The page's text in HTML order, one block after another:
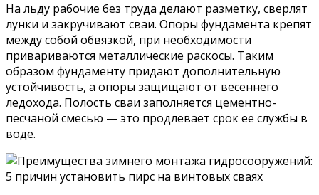
На льду рабочие без труда делают разметку, сверлят
лунки и закручивают сваи. Опоры фундамента крепят
между собой обвязкой, при необходимости
привариваются металлические раскосы. Таким
образом фундаменту придают дополнительную
устойчивость, а опоры защищают от весеннего
ледохода. Полость сваи заполняется цементно-
песчаной смесью — это продлевает срок ее службы в
воде.